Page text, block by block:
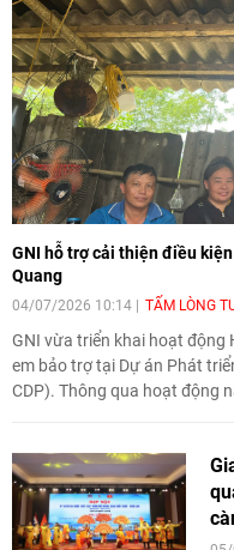
GNI hỗ trợ cải thiện điều
Quang
04/07/2026 10:14 TẤM LÒNG
GNI vừa triển khai hoạt động
em bảo trợ tại Dự án Phát
CDP). Thông qua hoạt động